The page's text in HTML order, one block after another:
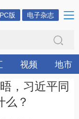
PC版 电子杂志
视频 地市
，习近平同
么？